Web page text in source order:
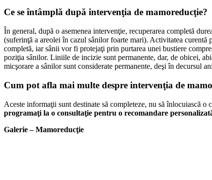
Ce se întâmplă după intervenţia de mamoreducţie?
În general, după o asemenea intervenţie, recuperarea completă
(suferinţă a areolei în cazul sânilor foarte mari). Activitatea
completă, iar sânii vor fi protejaţi prin purtarea unei bustiere
poziţia sânilor. Liniile de incizie sunt permanente, dar, de obicei,
micşorare a sânilor sunt considerate permanente, deşi în decursul
Cum pot afla mai multe despre intervenţia de
Aceste informaţii sunt destinate să completeze, nu să înlocuiască
programaţi la o consultaţie pentru o recomandare
Galerie – Mamoreducţie